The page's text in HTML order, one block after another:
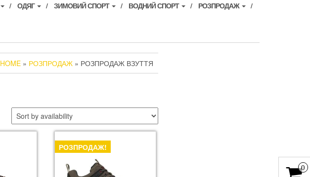
ОДЯГ ЗИМОВИЙ СПОРТ ВОДНИЙ СПОРТ РОЗПРОДАЖ
HOME » РОЗПРОДАЖ » РОЗПРОДАЖ ВЗУТТЯ
РОЗПРОДАЖ!
0